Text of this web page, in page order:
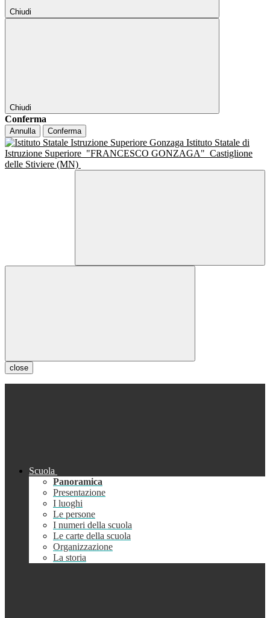
Chiudi
Chiudi
Conferma
Annulla Conferma
Istituto Statale di
Istruzione Superiore "FRANCESCO GONZAGA" Castiglione
delle Stiviere (MN)
close
Scuola
Panoramica
Presentazione
I luoghi
Le persone
I numeri della scuola
Le carte della scuola
Organizzazione
La storia